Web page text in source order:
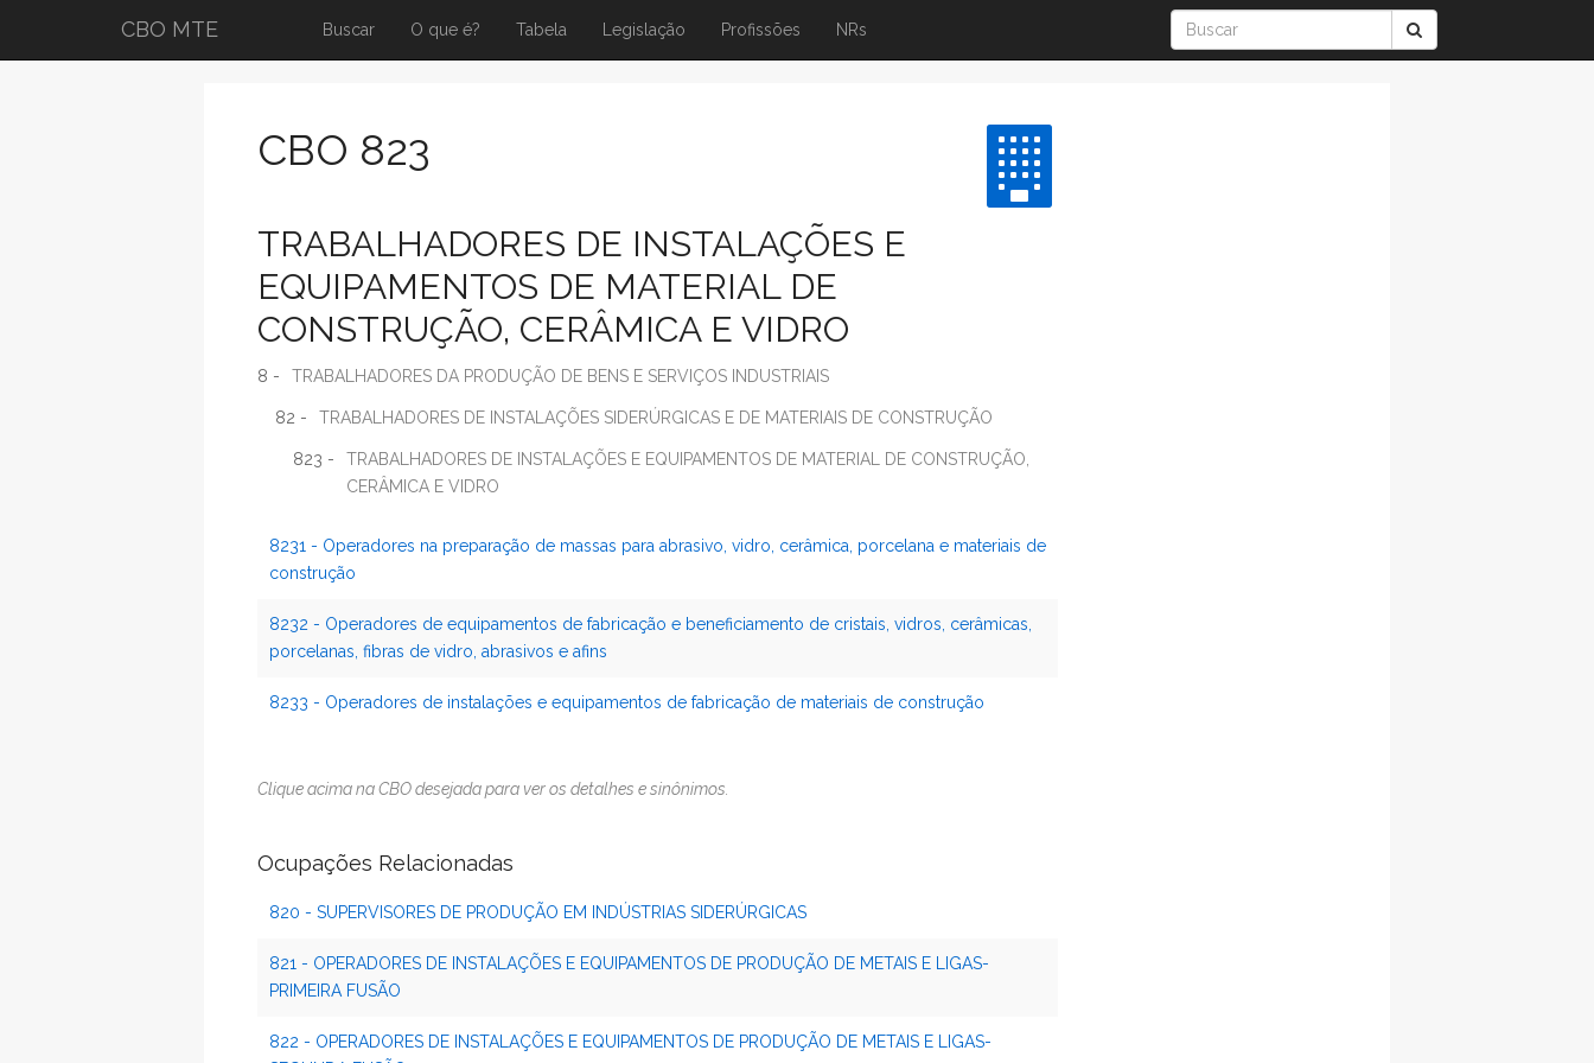
CBO MTE Buscar O que é? Tabela Legislação Profissões NRs
CBO 823
TRABALHADORES DE INSTALAÇÕES E
EQUIPAMENTOS DE MATERIAL DE
CONSTRUÇÃO, CERÂMICA E VIDRO
8 - TRABALHADORES DA PRODUÇÃO DE BENS E SERVIÇOS INDUSTRIAIS
82 - TRABALHADORES DE INSTALAÇÕES SIDERÚRGICAS E DE MATERIAIS DE CONSTRUÇÃO
823 -
TRABALHADORES DE INSTALAÇÕES E EQUIPAMENTOS DE MATERIAL DE CONSTRUÇÃO,
CERÂMICA E VIDRO
8231 - Operadores na preparação de massas para abrasivo, vidro, cerâmica, porcelana e materiais de
construção
8232 - Operadores de equipamentos de fabricação e beneficiamento de cristais, vidros, cerâmicas,
porcelanas, fibras de vidro, abrasivos e afins
8233 - Operadores de instalações e equipamentos de fabricação de materiais de construção
Clique acima na CBO desejada para ver os detalhes e sinônimos.
Ocupações Relacionadas
820 - SUPERVISORES DE PRODUÇÃO EM INDÚSTRIAS SIDERÚRGICAS
821 - OPERADORES DE INSTALAÇÕES E EQUIPAMENTOS DE PRODUÇÃO DE METAIS E LIGAS-
PRIMEIRA FUSÃO
822 - OPERADORES DE INSTALAÇÕES E EQUIPAMENTOS DE PRODUÇÃO DE METAIS E LIGAS-